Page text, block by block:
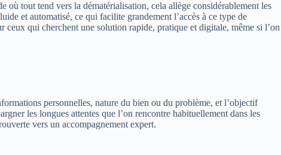
où tout tend vers la dématérialisation, cela allège considérablement les
et automatisé, ce qui facilite grandement l’accès à ce type de
ceux qui cherchent une solution rapide, pratique et digitale, même si l’on
personnelles, nature du bien ou du problème, et l’objectif
les longues attentes que l’on rencontre habituellement dans les
vers un accompagnement expert.